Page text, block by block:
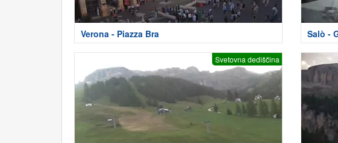
Verona - Piazza Bra Salò -
Svetovna dediščina